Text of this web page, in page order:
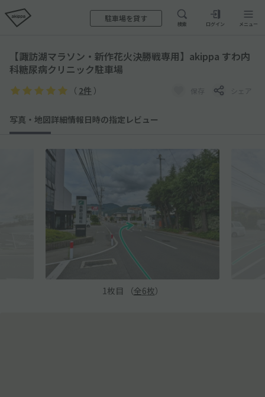
駐車場を貸す
検索 ログイン メニュー
【諏訪湖マラソン・新作花火決勝戦専用】akippa すわ内
科糖尿病クリニック駐車場
（ 2件 ） 保存 シェア
写真・地図詳細情報日時の指定 レビュー
1 枚目 （全6枚）